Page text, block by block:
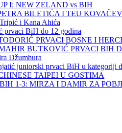
I: NEW ZELAND vs BIH
BILETIĆA I TEU
i Kana Ahića
prvaci BiH do 12 godina
PRVACI BOSNE I
BUTKOVIĆ PRVACI BIH
Džumhura
juniorski prvaci BiH u kategoriji
TAIPEI U GOSTIMA
1-3: MIRZA I DAMIR ZA